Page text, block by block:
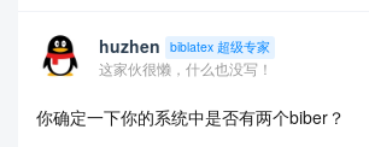
huzhen biblatex 超级专家
这家伙很懒，什么也没写！
你确定一下你的系统中是否有两个biber？